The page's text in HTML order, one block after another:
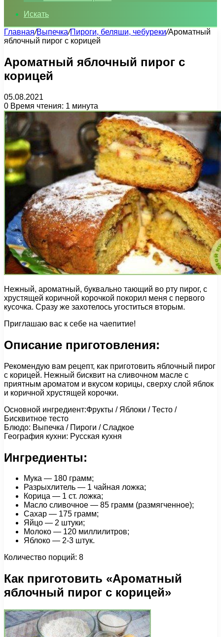
Искать
Главная/Выпечка/Пироги, беляши, чебуреки/Ароматный
яблочный пирог с корицей
Ароматный яблочный пирог с
корицей
05.08.2021
0 Время чтения: 1 минута
Нежный, ароматный, буквально тающий во рту пирог, с
хрустящей коричной корочкой покорил меня с первого
кусочка. Сразу же захотелось угоститься вторым.
Приглашаю вас к себе на чаепитие!
Описание приготовления:
Рекомендую вам рецепт, как приготовить яблочный пирог
с корицей. Нежный бисквит на сливочном масле с
приятным ароматом и вкусом корицы, сверху слой яблок
и коричной хрустящей корочки.
Основной ингредиент:Фрукты / Яблоки / Тесто /
Бисквитное тесто
Блюдо: Выпечка / Пироги / Сладкое
География кухни: Русская кухня
Ингредиенты:
Мука — 180 грамм;
Разрыхлитель — 1 чайная ложка;
Корица — 1 ст. ложка;
Масло сливочное — 85 грамм (размягченное);
Сахар — 175 грамм;
Яйцо — 2 штуки;
Молоко — 120 миллилитров;
Яблоко — 2-3 штук.
Количество порций: 8
Как приготовить «Ароматный
яблочный пирог с корицей»